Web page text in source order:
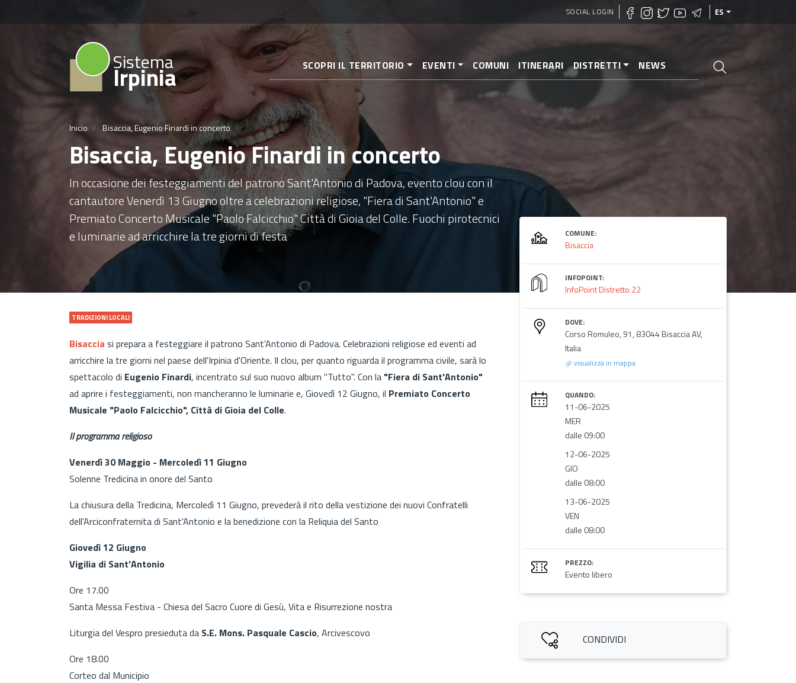
al
SOCIAL LOGIN ES
Sistema
Irpinia SCOPRI IL TERRITORIO EVENTI COMUNI ITINERARI DISTRETTI NEWS
Inicio Bisaccia, Eugenio Finardi in concerto
Bisaccia, Eugenio Finardi in concerto
In occasione dei festeggiamenti del patrono Sant'Antonio di Padova, evento clou con il
cantautore Venerdì 13 Giugno oltre a celebrazioni religiose, "Fiera di Sant'Antonio" e
Premiato Concerto Musicale "Paolo Falcicchio" Città di Gioia del Colle. Fuochi pirotecnici
e luminarie ad arricchire la tre giorni di festa
TRADIZIONI LOCALI
Bisaccia si prepara a festeggiare il patrono Sant'Antonio di Padova. Celebrazioni religiose ed eventi ad
arricchire la tre giorni nel paese dell'Irpinia d'Oriente. Il clou, per quanto riguarda il programma civile, sarà lo
spettacolo di Eugenio Finardi, incentrato sul suo nuovo album "Tutto". Con la "Fiera di Sant'Antonio"
ad aprire i festeggiamenti, non mancheranno le luminarie e, Giovedì 12 Giugno, il Premiato Concerto
Musicale "Paolo Falcicchio", Città di Gioia del Colle.
Il programma religioso
Venerdì 30 Maggio - Mercoledì 11 Giugno
Solenne Tredicina in onore del Santo
La chiusura della Tredicina, Mercoledì 11 Giugno, prevederà il rito della vestizione dei nuovi Confratelli
dell'Arciconfraternita di Sant'Antonio e la benedizione con la Reliquia del Santo
Giovedì 12 Giugno
Vigilia di Sant'Antonio
Ore 17.00
Santa Messa Festiva - Chiesa del Sacro Cuore di Gesù, Vita e Risurrezione nostra
Liturgia del Vespro presieduta da S.E. Mons. Pasquale Cascio, Arcivescovo
Ore 18.00
Corteo dal Municipio
COMUNE:
Bisaccia
INFOPOINT:
InfoPoint Distretto 22
DOVE:
Corso Romuleo, 91, 83044 Bisaccia AV,
Italia
visualizza in mappa
QUANDO:
11-06-2025
MER
dalle 09:00
12-06-2025
GIO
dalle 08:00
13-06-2025
VEN
dalle 08:00
PREZZO:
Evento libero
CONDIVIDI